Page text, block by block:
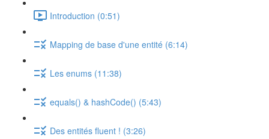
Introduction (0:51)
Mapping de base d'une entité (6:14)
Les enums (11:38)
equals() & hashCode() (5:43)
Des entités fluent ! (3:26)